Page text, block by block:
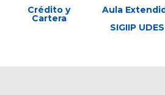
Crédito y
Cartera
Aula
SIGIIP UDES